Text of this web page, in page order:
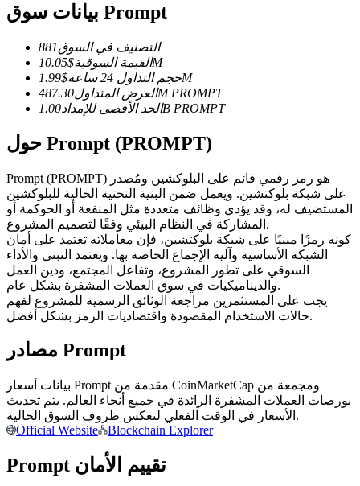
نسخ التداول
انضم إلى أفضل المتداولين
كن متداول نسخ
استمتع بتقاسم الأرباح وعمولات نسخ التداول
بيانات سوق Prompt
التصنيف في السوق881
القيمة السوقية$
10.05M
حجم التداول 24 ساعة
$
1.99M
العرض المتداول487.30M PROMPT
الحد الأقصى للإمداد1.00B PROMPT
حول Prompt (PROMPT)
Prompt (PROMPT) هو رمز رقمي قائم على البلوكشين ومُصدر
على شبكة بلوكتشين. ويعمل ضمن البنية التحتية الحالية للبلوكشين
المستضيف له، وقد يؤدي وظائف متعددة مثل المنفعة أو الحوكمة أو
المشاركة في النظام البيئي وفقًا لتصميم المشروع.
كونه رمزًا مبنيًا على شبكة بلوكتشين، فإن معاملاته تعتمد على أمان
الشبكة الأساسية وآلية الإجماع الخاصة بها. ويعتمد التبني والأداء
السوقي على تطور المشروع، وتفاعل المجتمع، ودين العمل
والديناميكيات في سوق العملات المشفرة بشكل عام.
يجب على المستثمرين مراجعة الوثائق الرسمية للمشروع لفهم
حالات الاستخدام المقصودة واقتصاديات الرمز بشكل أفضل.
مصادر Prompt
بيانات أسعار Prompt مقدمة من CoinMarketCap ومجمعة من
بورصات العملات المشفرة الرائدة في جميع أنحاء العالم. يتم تحديث
الأسعار في الوقت الفعلي لتعكس ظروف السوق الحالية.
Official Website
Blockchain Explorer
Prompt تقييم الأمان